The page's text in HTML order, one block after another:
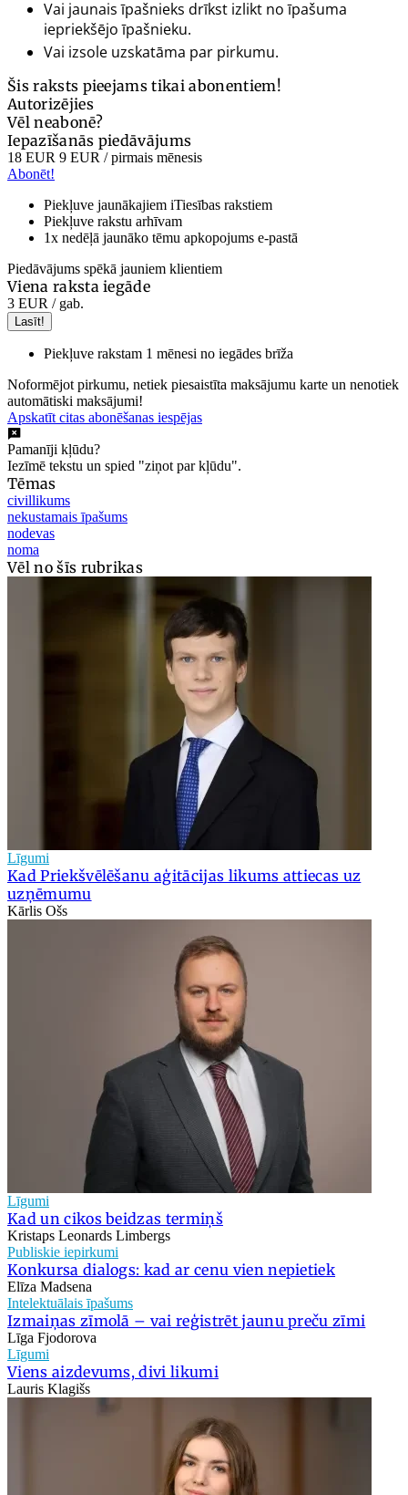
Vai jaunais īpašnieks drīkst izlikt no īpašuma
iepriekšējo īpašnieku.
Vai izsole uzskatāma par pirkumu.
Šis raksts pieejams tikai abonentiem!
Autorizējies
Vēl neabonē?
Iepazīšanās piedāvājums
18 EUR 9 EUR / pirmais mēnesis
Abonēt!
Piekļuve jaunākajiem iTiesības rakstiem
Piekļuve rakstu arhīvam
1x nedēļā jaunāko tēmu apkopojums e-pastā
Piedāvājums spēkā jauniem klientiem
Viena raksta iegāde
3 EUR / gab.
Lasīt!
Piekļuve rakstam 1 mēnesi no iegādes brīža
Noformējot pirkumu, netiek piesaistīta maksājumu karte un nenotiek
automātiski maksājumi!
Apskatīt citas abonēšanas iespējas
Pamanīji kļūdu?
Iezīmē tekstu un spied "ziņot par kļūdu".
Tēmas
civillikums
nekustamais īpašums
nodevas
noma
Vēl no šīs rubrikas
Līgumi
Kad Priekšvēlēšanu aģitācijas likums attiecas uz
uzņēmumu
Kārlis Ošs
Līgumi
Kad un cikos beidzas termiņš
Kristaps Leonards Limbergs
Publiskie iepirkumi
Konkursa dialogs: kad ar cenu vien nepietiek
Elīza Madsena
Intelektuālais īpašums
Izmaiņas zīmolā – vai reģistrēt jaunu preču zīmi
Līga Fjodorova
Līgumi
Viens aizdevums, divi likumi
Lauris Klagišs